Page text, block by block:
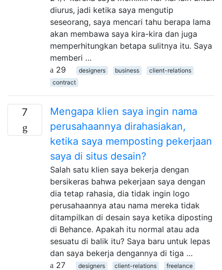
diurus, jadi ketika saya mengutip
seseorang, saya mencari tahu berapa lama
akan membawa saya kira-kira dan juga
memperhitungkan betapa sulitnya itu. Saya
memberi …
29
designers business
client-relations
contract
7
Mengapa klien saya ingin nama
perusahaannya dirahasiakan,
ketika saya memposting pekerjaan
saya di situs desain?
Salah satu klien saya bekerja dengan
bersikeras bahwa pekerjaan saya dengan
dia tetap rahasia, dia tidak ingin logo
perusahaannya atau nama mereka tidak
ditampilkan di desain saya ketika diposting
di Behance. Apakah itu normal atau ada
sesuatu di balik itu? Saya baru untuk lepas
dan saya bekerja dengannya di tiga …
27
designers client-relations
freelance